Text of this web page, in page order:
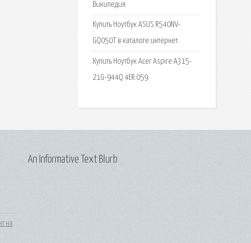
Википедия.
Купить Ноутбук ASUS R540NV-
GQ050T в каталоге интернет.
Купить Ноутбук Acer Aspire A315-
21G-944Q 4ER.059.
на
An Informative Text Blurb